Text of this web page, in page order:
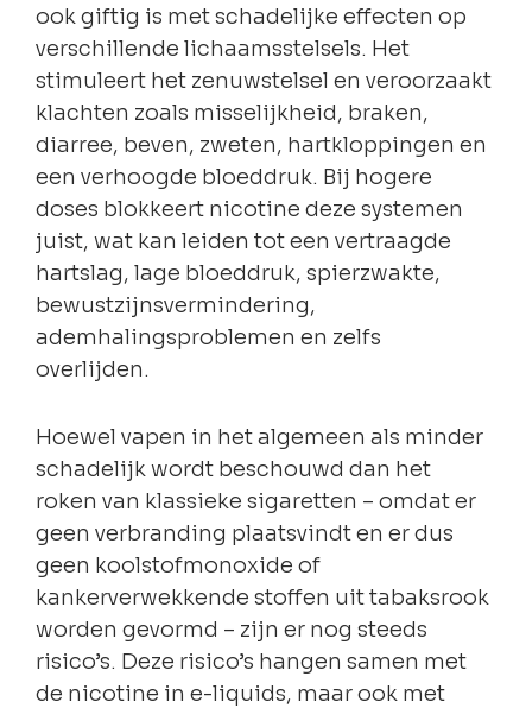
ook giftig is met schadelijke effecten op
verschillende lichaamsstelsels. Het
stimuleert het zenuwstelsel en veroorzaakt
klachten zoals misselijkheid, braken,
diarree, beven, zweten, hartkloppingen en
een verhoogde bloeddruk. Bij hogere
doses blokkeert nicotine deze systemen
juist, wat kan leiden tot een vertraagde
hartslag, lage bloeddruk, spierzwakte,
bewustzijnsvermindering,
ademhalingsproblemen en zelfs
overlijden.
Hoewel vapen in het algemeen als minder
schadelijk wordt beschouwd dan het
roken van klassieke sigaretten – omdat er
geen verbranding plaatsvindt en er dus
geen koolstofmonoxide of
kankerverwekkende stoffen uit tabaksrook
worden gevormd – zijn er nog steeds
risico’s. Deze risico’s hangen samen met
de nicotine in e-liquids, maar ook met